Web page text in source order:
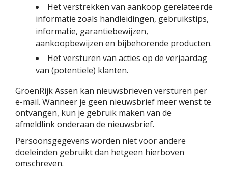
Het verstrekken van aankoop gerelateerde
informatie zoals handleidingen, gebruikstips,
informatie, garantiebewijzen,
aankoopbewijzen en bijbehorende producten.
Het versturen van acties op de verjaardag
van (potentiele) klanten.
GroenRijk Assen kan nieuwsbrieven versturen per
e-mail. Wanneer je geen nieuwsbrief meer wenst te
ontvangen, kun je gebruik maken van de
afmeldlink onderaan de nieuwsbrief.
Persoonsgegevens worden niet voor andere
doeleinden gebruikt dan hetgeen hierboven
omschreven.